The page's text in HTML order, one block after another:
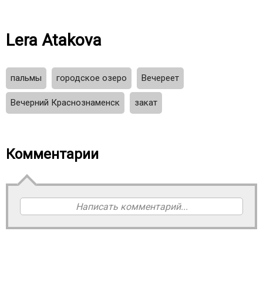
Lera Atakova
пальмы городское озеро Вечереет
Вечерний Краснознаменск закат
Комментарии
Написать комментарий...